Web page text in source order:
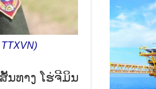
ນທາງ ໂຮ່ຈີມິນ